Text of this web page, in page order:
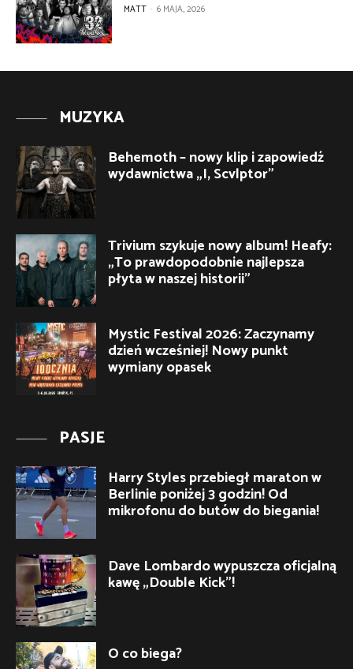
MATT - 6 MAJA, 2026
MUZYKA
Behemoth – nowy klip i zapowiedź
wydawnictwa „I, Scvlptor”
Trivium szykuje nowy album! Heafy:
„To prawdopodobnie najlepsza
płyta w naszej historii”
Mystic Festival 2026: Zaczynamy
dzień wcześniej! Nowy punkt
wymiany opasek
PASJE
Harry Styles przebiegł maraton w
Berlinie poniżej 3 godzin! Od
mikrofonu do butów do biegania!
Dave Lombardo wypuszcza oficjalną
kawę „Double Kick”!
O co biega?